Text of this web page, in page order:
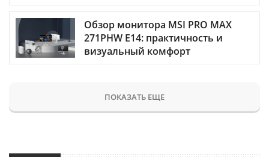
Обзор монитора MSI PRO MAX
271PHW E14: практичность и
визуальный комфорт
ПОКАЗАТЬ ЕЩЕ